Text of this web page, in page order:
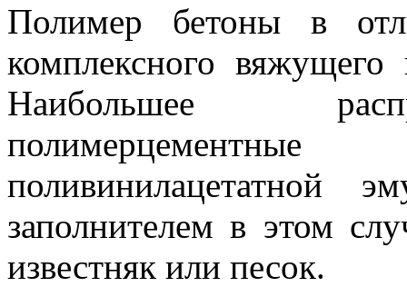
Полимер бетоны в
комплексного
Наибольшее
поливинилацетатной
заполнителем в этом
известняк или песок.